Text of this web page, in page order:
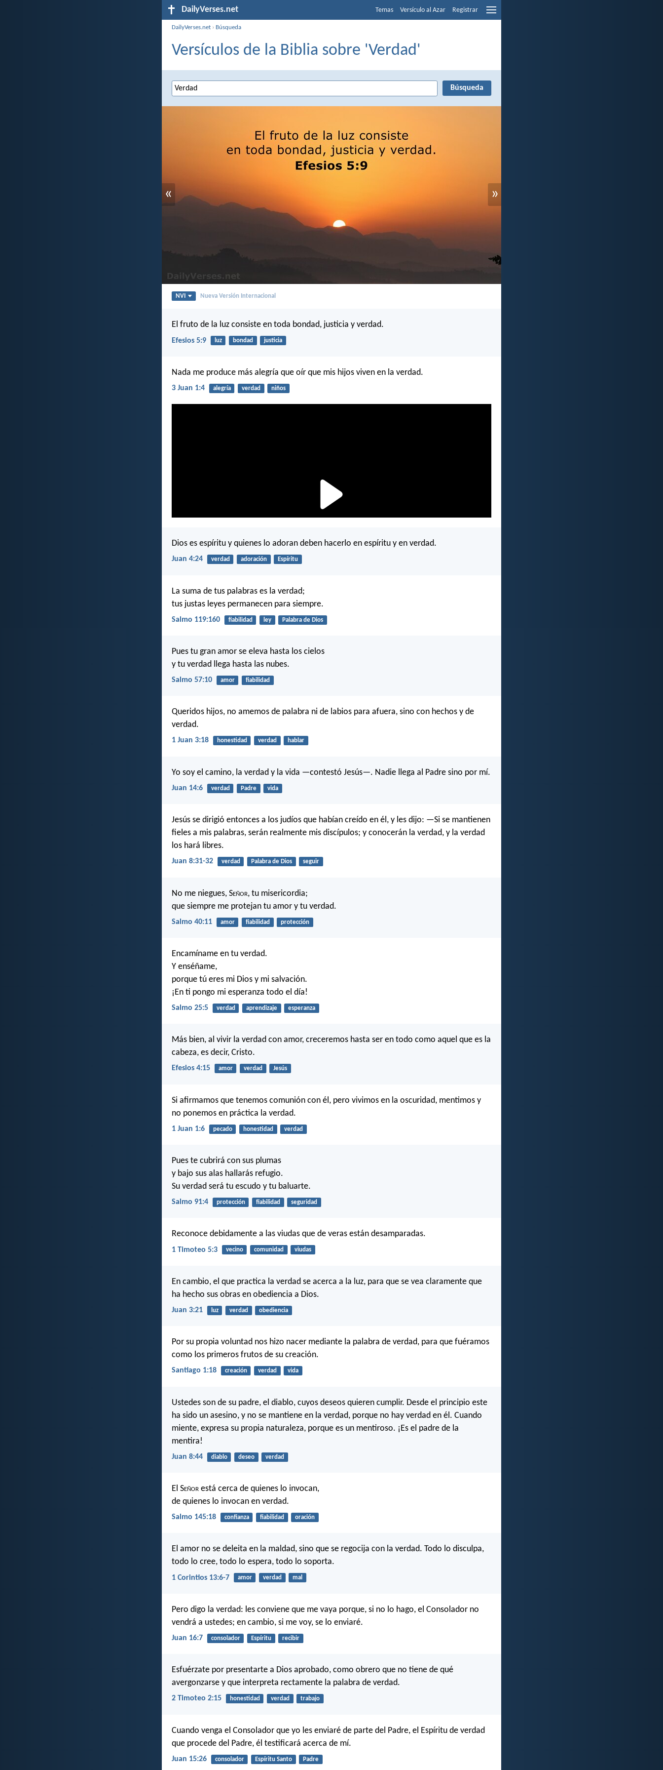
DailyVerses.net Temas Versículo al Azar Registrar
DailyVerses.net › Búsqueda
Versículos de la Biblia sobre 'Verdad'
« »
NVI Nueva Versión Internacional
El fruto de la luz consiste en toda bondad, justicia y verdad.
Efesios 5:9 luz bondad justicia
Nada me produce más alegría que oír que mis hijos viven en la verdad.
3 Juan 1:4 alegría verdad niños
Dios es espíritu y quienes lo adoran deben hacerlo en espíritu y en verdad.
Juan 4:24 verdad adoración Espíritu
La suma de tus palabras es la verdad;
tus justas leyes permanecen para siempre.
Salmo 119:160 fiabilidad ley Palabra de Dios
Pues tu gran amor se eleva hasta los cielos
y tu verdad llega hasta las nubes.
Salmo 57:10 amor fiabilidad
Queridos hijos, no amemos de palabra ni de labios para afuera, sino con hechos y de
verdad.
1 Juan 3:18 honestidad verdad hablar
Yo soy el camino, la verdad y la vida —contestó Jesús—. Nadie llega al Padre sino por mí.
Juan 14:6 verdad Padre vida
Jesús se dirigió entonces a los judíos que habían creído en él, y les dijo: —Si se mantienen
fieles a mis palabras, serán realmente mis discípulos; y conocerán la verdad, y la verdad
los hará libres.
Juan 8:31-32 verdad Palabra de Dios seguir
No me niegues, Señor, tu misericordia;
que siempre me protejan tu amor y tu verdad.
Salmo 40:11 amor fiabilidad protección
Encamíname en tu verdad.
Y enséñame,
porque tú eres mi Dios y mi salvación.
¡En ti pongo mi esperanza todo el día!
Salmo 25:5 verdad aprendizaje esperanza
Más bien, al vivir la verdad con amor, creceremos hasta ser en todo como aquel que es la
cabeza, es decir, Cristo.
Efesios 4:15 amor verdad Jesús
Si afirmamos que tenemos comunión con él, pero vivimos en la oscuridad, mentimos y
no ponemos en práctica la verdad.
1 Juan 1:6 pecado honestidad verdad
Pues te cubrirá con sus plumas
y bajo sus alas hallarás refugio.
Su verdad será tu escudo y tu baluarte.
Salmo 91:4 protección fiabilidad seguridad
Reconoce debidamente a las viudas que de veras están desamparadas.
1 Timoteo 5:3 vecino comunidad viudas
En cambio, el que practica la verdad se acerca a la luz, para que se vea claramente que
ha hecho sus obras en obediencia a Dios.
Juan 3:21 luz verdad obediencia
Por su propia voluntad nos hizo nacer mediante la palabra de verdad, para que fuéramos
como los primeros frutos de su creación.
Santiago 1:18 creación verdad vida
Ustedes son de su padre, el diablo, cuyos deseos quieren cumplir. Desde el principio este
ha sido un asesino, y no se mantiene en la verdad, porque no hay verdad en él. Cuando
miente, expresa su propia naturaleza, porque es un mentiroso. ¡Es el padre de la
mentira!
Juan 8:44 diablo deseo verdad
El Señor está cerca de quienes lo invocan,
de quienes lo invocan en verdad.
Salmo 145:18 confianza fiabilidad oración
El amor no se deleita en la maldad, sino que se regocija con la verdad. Todo lo disculpa,
todo lo cree, todo lo espera, todo lo soporta.
1 Corintios 13:6-7 amor verdad mal
Pero digo la verdad: les conviene que me vaya porque, si no lo hago, el Consolador no
vendrá a ustedes; en cambio, si me voy, se lo enviaré.
Juan 16:7 consolador Espíritu recibir
Esfuérzate por presentarte a Dios aprobado, como obrero que no tiene de qué
avergonzarse y que interpreta rectamente la palabra de verdad.
2 Timoteo 2:15 honestidad verdad trabajo
Cuando venga el Consolador que yo les enviaré de parte del Padre, el Espíritu de verdad
que procede del Padre, él testificará acerca de mí.
Juan 15:26 consolador Espíritu Santo Padre